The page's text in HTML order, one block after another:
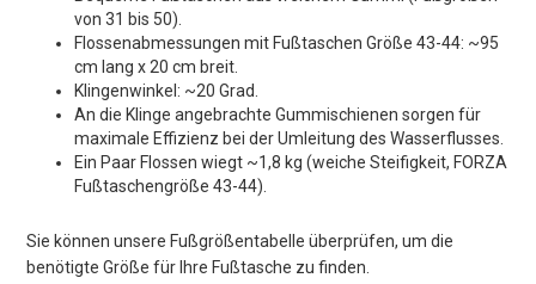
von 31 bis 50).
Flossenabmessungen mit Fußtaschen Größe 43-44: ~95
cm lang x 20 cm breit.
Klingenwinkel: ~20 Grad.
An die Klinge angebrachte Gummischienen sorgen für
maximale Effizienz bei der Umleitung des Wasserflusses.
Ein Paar Flossen wiegt ~1,8 kg (weiche Steifigkeit, FORZA
Fußtaschengröße 43-44).
Sie können unsere Fußgrößentabelle überprüfen, um die
benötigte Größe für Ihre Fußtasche zu finden.